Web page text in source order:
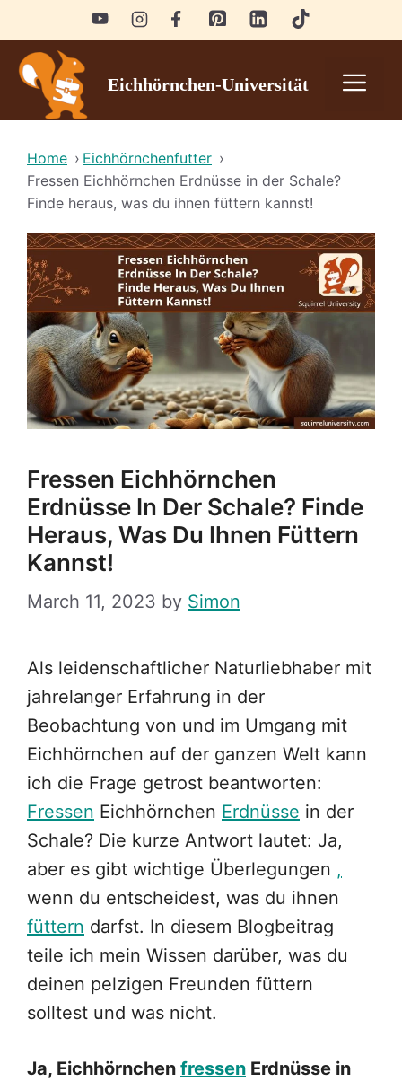
to
content
Eichhörnchen-Universität
Home › Eichhörnchenfutter ›
Fressen Eichhörnchen Erdnüsse in der Schale?
Finde heraus, was du ihnen füttern kannst!
Fressen Eichhörnchen
Erdnüsse In Der Schale? Finde
Heraus, Was Du Ihnen Füttern
Kannst!
March 11, 2023 by Simon
Als leidenschaftlicher Naturliebhaber mit
jahrelanger Erfahrung in der
Beobachtung von und im Umgang mit
Eichhörnchen auf der ganzen Welt kann
ich die Frage getrost beantworten:
Fressen Eichhörnchen Erdnüsse in der
Schale? Die kurze Antwort lautet: Ja,
aber es gibt wichtige Überlegungen ,
wenn du entscheidest, was du ihnen
füttern darfst. In diesem Blogbeitrag
teile ich mein Wissen darüber, was du
deinen pelzigen Freunden füttern
solltest und was nicht.
Ja, Eichhörnchen fressen Erdnüsse in